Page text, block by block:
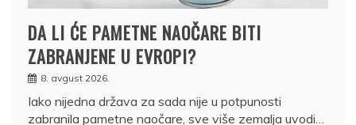
DA LI ĆE PAMETNE NAOČARE BITI
ZABRANJENE U EVROPI?
8. avgust 2026.
Iako nijedna država za sada nije u potpunosti
zabranila pametne naočare, sve više zemalja uvodi…